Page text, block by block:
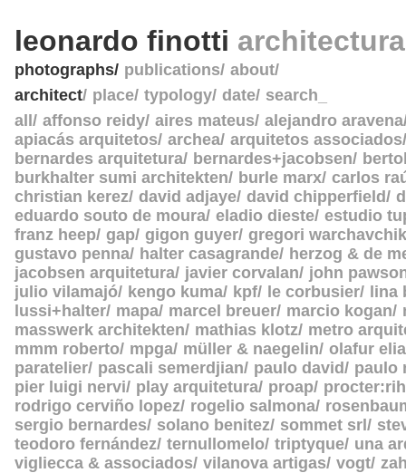
leonardo finotti
photographs publications about
architect place typology date search_
all
affonso reidy aires mateus alejandro aravena
apiacás arquitetos archea arquitetos associados
bernardes arquitetura
bernardes+jacobsen
burkhalter sumi architekten
burle marx carlos
christian kerez david adjaye david chipperfield
eduardo souto de moura eladio dieste estudio
franz heep gap gigon guyer gregori warchavchik
gustavo penna
halter casagrande
herzog & de
jacobsen arquitetura javier corvalan
john
julio vilamajó
kengo kuma kpf le corbusier
lina
lussi+halter mapa marcel breuer marcio kogan
masswerk architekten
mathias klotz metro
mmm roberto mpga müller & naegelin olafur
paratelier pascali semerdjian paulo david
paulo
pier luigi nervi
play arquitetura proap
rodrigo cerviño lopez rogelio salmona
sergio bernardes
solano benitez sommet srl
teodoro fernández ternullomelo triptyque una
vigliecca & associados vilanova artigas vogt